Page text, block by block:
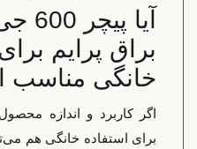
آیا
براق پرایم
خانگی مناسب
اگر کاربرد و اندازه محصول
برای استفاده خانگی هم